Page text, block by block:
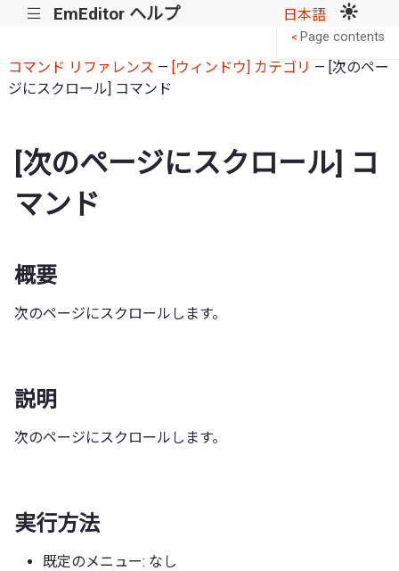
||| EmEditor ヘルプ 日本語
コマンド リファレンス — [ウィンドウ] カテゴリ — [次のペー
ジにスクロール] コマンド
[次のページにスクロール] コ
マンド
概要
次のページにスクロールします。
説明
次のページにスクロールします。
実行方法
既定のメニュー: なし
< Page contents